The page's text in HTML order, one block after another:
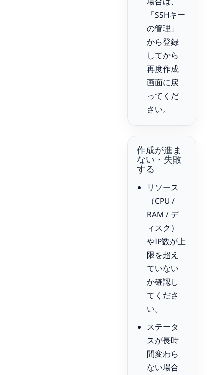
「SSHキー
の管理」
から登録
してから
再度作成
画面に戻
ってくだ
さい。
作成が進ま
ない・失敗
する
リソース
（CPU /
RAM / デ
ィスク）
やIP数が上
限を超え
ていない
か確認し
てくださ
い。
ステータ
スが長時
間変わら
ない場合